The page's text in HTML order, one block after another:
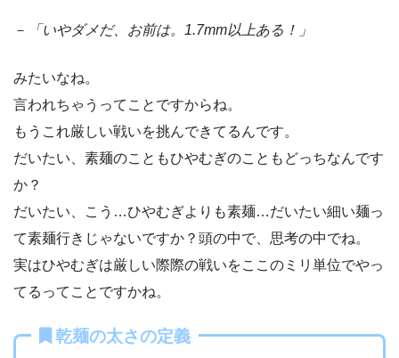
－ 「いやダメだ、お前は。1.7mm以上ある！」
みたいなね。
言われちゃうってことですからね。
もうこれ厳しい戦いを挑んできてるんです。
だいたい、素麺のこともひやむぎのこともどっちなんです
か？
だいたい、こう…ひやむぎよりも素麺…だいたい細い麺っ
て素麺行きじゃないですか？頭の中で、思考の中でね。
実はひやむぎは厳しい際際の戦いをここのミリ単位でやっ
てるってことですかね。
乾麺の太さの定義